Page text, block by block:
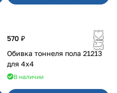
570 ₽
Обивка тоннеля пола 21213
для 4x4
В наличии